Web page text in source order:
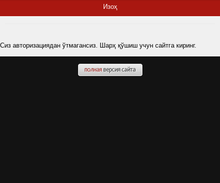
Изоҳ
Сиз авторизациядан ўтмагансиз. Шарҳ қўшиш учун сайтга киринг.